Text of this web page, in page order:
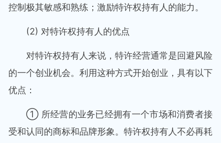
控制极其敏感和熟练；激励特许权持有人的能力。
(2) 对特许权持有人的优点
对特许权持有人来说，特许经营通常是回避风险
的一个创业机会。利用这种方式开始创业，具有以下
优点：
① 所经营的业务已经拥有一个市场和消费者接
受和认同的商标和品牌形象。特许权持有人不必再耗